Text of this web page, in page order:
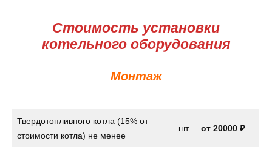
Стоимость установки
котельного оборудования
Монтаж
Твердотопливного котла (15% от
стоимости котла) не менее
шт от 20000 ₽